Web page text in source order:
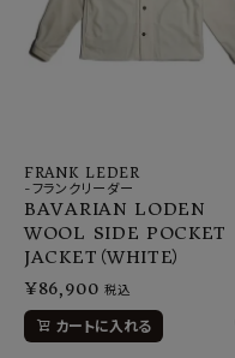
FRANK LEDER
-フランクリーダー
BAVARIAN LODEN
WOOL SIDE POCKET
JACKET（WHITE）
¥86,900 税込
カートに入れる